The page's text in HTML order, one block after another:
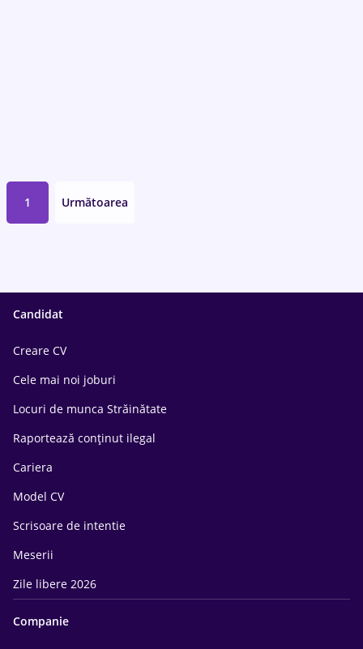
1 Următoarea
Candidat
Creare CV
Cele mai noi joburi
Locuri de munca Străinătate
Raportează conținut ilegal
Cariera
Model CV
Scrisoare de intentie
Meserii
Zile libere 2026
Companie